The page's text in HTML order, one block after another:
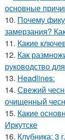
основные
10. Почему
замерзания?
11. Какие
12. Как
руководство
13. Headlines:
14. Свежий
очищенный
15. Какие
Иркутске
16. Клубника: 3